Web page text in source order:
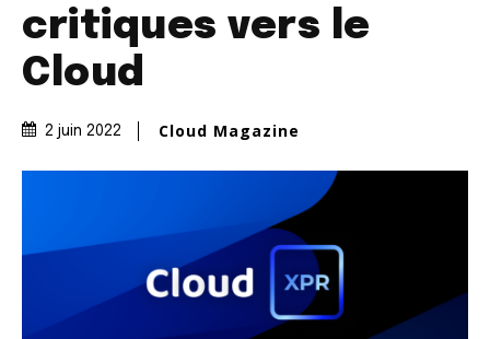
critiques vers le
Cloud
2 juin 2022 Cloud Magazine